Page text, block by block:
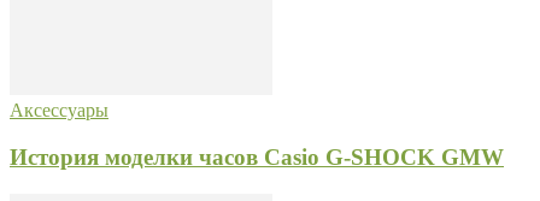
Аксессуары
История моделки часов Casio G-SHOCK GMW